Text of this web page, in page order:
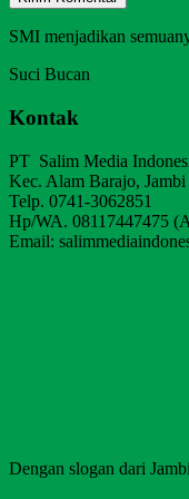
SMI menjadikan
Suci Bucan
Kontak
PT Salim Media
Kec. Alam Barajo, Jambi
Telp. 0741-3062851
Hp/WA. 08117447475
Email:
Dengan slogan dari